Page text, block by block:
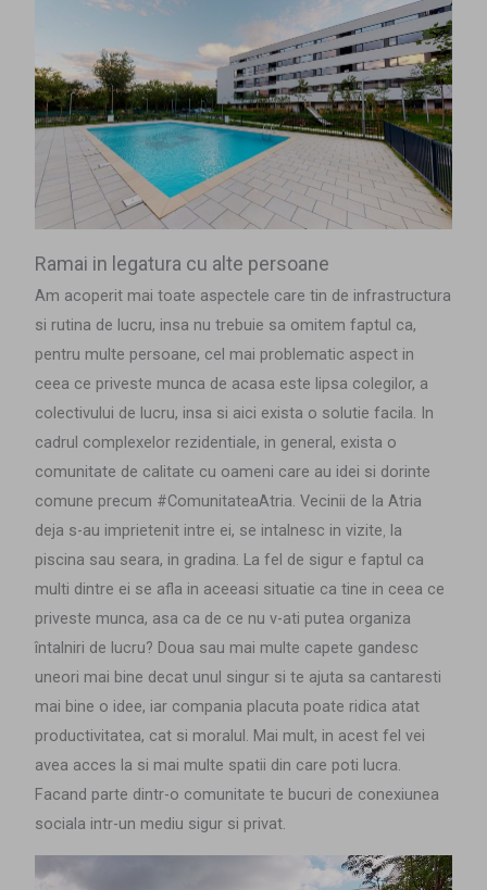
Ramai in legatura cu alte persoane
Am acoperit mai toate aspectele care tin de infrastructura
si rutina de lucru, insa nu trebuie sa omitem faptul ca,
pentru multe persoane, cel mai problematic aspect in
ceea ce priveste munca de acasa este lipsa colegilor, a
colectivului de lucru, insa si aici exista o solutie facila. In
cadrul complexelor rezidentiale, in general, exista o
comunitate de calitate cu oameni care au idei si dorinte
comune precum #ComunitateaAtria. Vecinii de la Atria
deja s-au imprietenit intre ei, se intalnesc in vizite, la
piscina sau seara, in gradina. La fel de sigur e faptul ca
multi dintre ei se afla in aceeasi situatie ca tine in ceea ce
priveste munca, asa ca de ce nu v-ati putea organiza
întalniri de lucru? Doua sau mai multe capete gandesc
uneori mai bine decat unul singur si te ajuta sa cantaresti
mai bine o idee, iar compania placuta poate ridica atat
productivitatea, cat si moralul. Mai mult, in acest fel vei
avea acces la si mai multe spatii din care poti lucra.
Facand parte dintr-o comunitate te bucuri de conexiunea
sociala intr-un mediu sigur si privat.